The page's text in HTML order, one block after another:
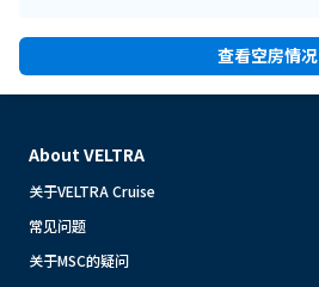
查看空房情况
About VELTRA
关于VELTRA Cruise
常见问题
关于MSC的疑问